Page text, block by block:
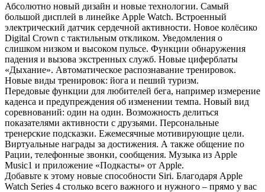
Абсолютно новый дизайн и новые технологии. Самый
большой дисплей в линейке Apple Watch. Встроенный
электрический датчик сердечной активности. Новое колёсико
Digital Crown с тактильным откликом. Уведомления о
слишком низком и высоком пульсе. Функции обнаружения
падения и вызова экстренных служб. Новые циферблаты
«Дыхание». Автоматическое распознавание тренировок.
Новые виды тренировок: йога и пеший туризм.
Передовые функции для любителей бега, например измерение
каденса и предупреждения об изменении темпа. Новый вид
соревнований: один на один. Возможность делиться
показателями активности с друзьями. Персональные
тренерские подсказки. Ежемесячные мотивирующие цели.
Виртуальные награды за достижения. А также общение по
Рации, телефонные звонки, сообщения. Музыка из Apple
Music1 и приложение «Подкасты» от Apple.
Добавьте к этому новые способности Siri. Благодаря Apple
Watch Series 4 столько всего важного и нужного – прямо у вас